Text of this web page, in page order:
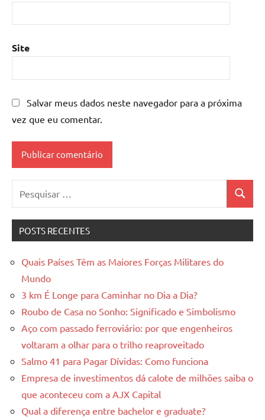
Site
Salvar meus dados neste navegador para a próxima
vez que eu comentar.
POSTS RECENTES
Quais Países Têm as Maiores Forças Militares do
Mundo
3 km É Longe para Caminhar no Dia a Dia?
Roubo de Casa no Sonho: Significado e Simbolismo
Aço com passado ferroviário: por que engenheiros
voltaram a olhar para o trilho reaproveitado
Salmo 41 para Pagar Dívidas: Como funciona
Empresa de investimentos dá calote de milhões saiba o
que aconteceu com a AJX Capital
Qual a diferença entre bachelor e graduate?